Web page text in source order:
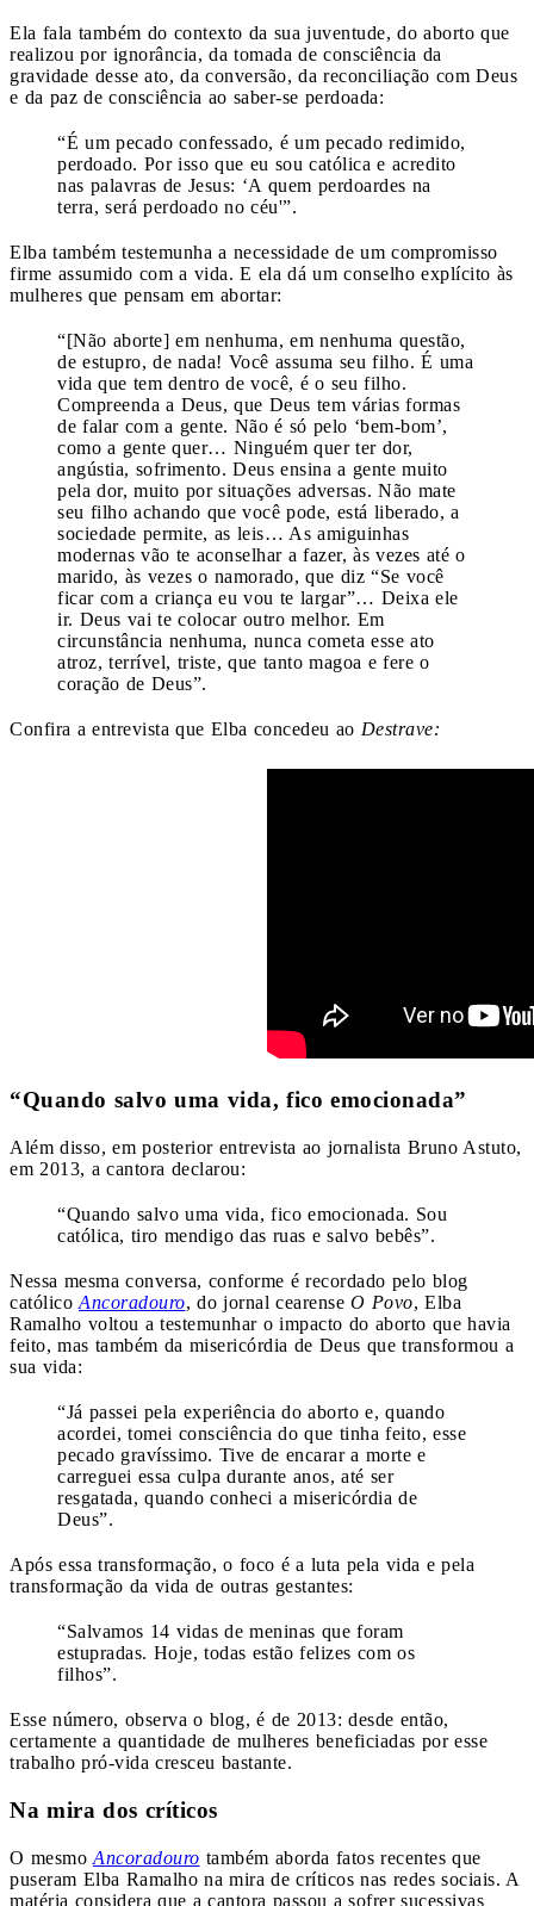
Ela fala também do contexto da sua juventude, do aborto que
realizou por ignorância, da tomada de consciência da
gravidade desse ato, da conversão, da reconciliação com Deus
e da paz de consciência ao saber-se perdoada:
“É um pecado confessado, é um pecado redimido,
perdoado. Por isso que eu sou católica e acredito
nas palavras de Jesus: ‘A quem perdoardes na
terra, será perdoado no céu'”.
Elba também testemunha a necessidade de um compromisso
firme assumido com a vida. E ela dá um conselho explícito às
mulheres que pensam em abortar:
“[Não aborte] em nenhuma, em nenhuma questão,
de estupro, de nada! Você assuma seu filho. É uma
vida que tem dentro de você, é o seu filho.
Compreenda a Deus, que Deus tem várias formas
de falar com a gente. Não é só pelo ‘bem-bom’,
como a gente quer… Ninguém quer ter dor,
angústia, sofrimento. Deus ensina a gente muito
pela dor, muito por situações adversas. Não mate
seu filho achando que você pode, está liberado, a
sociedade permite, as leis… As amiguinhas
modernas vão te aconselhar a fazer, às vezes até o
marido, às vezes o namorado, que diz “Se você
ficar com a criança eu vou te largar”… Deixa ele
ir. Deus vai te colocar outro melhor. Em
circunstância nenhuma, nunca cometa esse ato
atroz, terrível, triste, que tanto magoa e fere o
coração de Deus”.
Confira a entrevista que Elba concedeu ao Destrave:
“Quando salvo uma vida, fico emocionada”
Além disso, em posterior entrevista ao jornalista Bruno Astuto,
em 2013, a cantora declarou:
“Quando salvo uma vida, fico emocionada. Sou
católica, tiro mendigo das ruas e salvo bebês”.
Nessa mesma conversa, conforme é recordado pelo blog
católicoAncoradouro, do jornal cearense O Povo, Elba
Ramalho voltou a testemunhar o impacto do aborto que havia
feito, mas também da misericórdia de Deus que transformou a
sua vida:
“Já passei pela experiência do aborto e, quando
acordei, tomei consciência do que tinha feito, esse
pecado gravíssimo. Tive de encarar a morte e
carreguei essa culpa durante anos, até ser
resgatada, quando conheci a misericórdia de
Deus”.
Após essa transformação, o foco é a luta pela vida e pela
transformação da vida de outras gestantes:
“Salvamos 14 vidas de meninas que foram
estupradas. Hoje, todas estão felizes com os
filhos”.
Esse número, observa o blog, é de 2013: desde então,
certamente a quantidade de mulheres beneficiadas por esse
trabalho pró-vida cresceu bastante.
Na mira dos críticos
O mesmoAncoradouro também aborda fatos recentes que
puseram Elba Ramalho na mira de críticos nas redes sociais. A
matéria considera que a cantora passou a sofrer sucessivas